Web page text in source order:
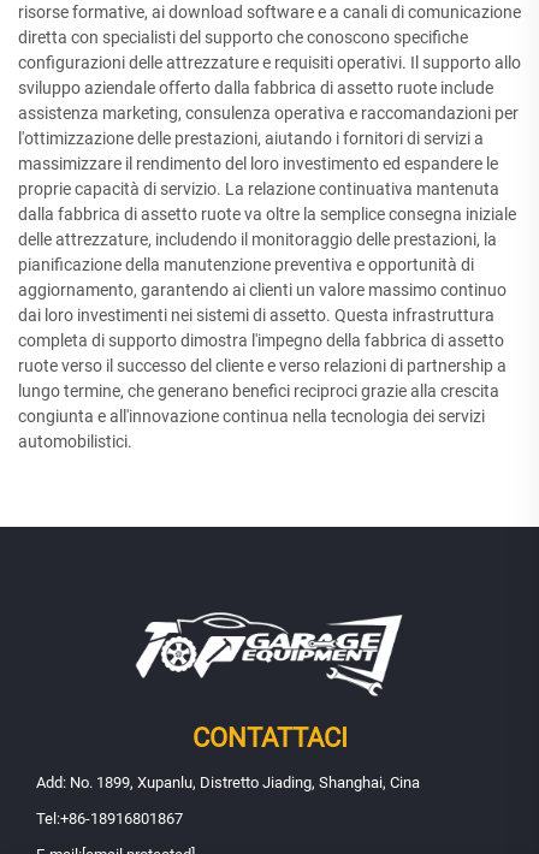
risorse formative, ai download software e a canali di comunicazione
diretta con specialisti del supporto che conoscono specifiche
configurazioni delle attrezzature e requisiti operativi. Il supporto allo
sviluppo aziendale offerto dalla fabbrica di assetto ruote include
assistenza marketing, consulenza operativa e raccomandazioni per
l'ottimizzazione delle prestazioni, aiutando i fornitori di servizi a
massimizzare il rendimento del loro investimento ed espandere le
proprie capacità di servizio. La relazione continuativa mantenuta
dalla fabbrica di assetto ruote va oltre la semplice consegna iniziale
delle attrezzature, includendo il monitoraggio delle prestazioni, la
pianificazione della manutenzione preventiva e opportunità di
aggiornamento, garantendo ai clienti un valore massimo continuo
dai loro investimenti nei sistemi di assetto. Questa infrastruttura
completa di supporto dimostra l'impegno della fabbrica di assetto
ruote verso il successo del cliente e verso relazioni di partnership a
lungo termine, che generano benefici reciproci grazie alla crescita
congiunta e all'innovazione continua nella tecnologia dei servizi
automobilistici.
CONTATTACI
Add: No. 1899, Xupanlu, Distretto Jiading, Shanghai, Cina
Tel:+86-18916801867